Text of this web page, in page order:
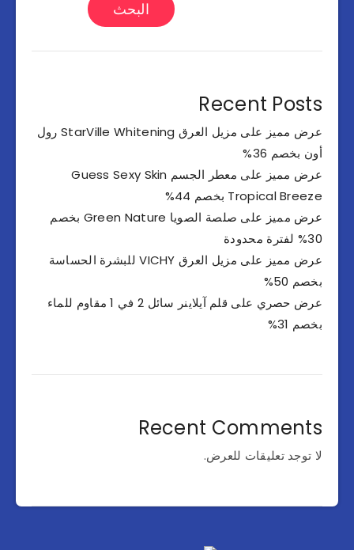
البحث
Recent Posts
عرض مميز على مزيل العرق StarVille Whitening رول
أون بخصم 36%
عرض مميز على معطر الجسم Guess Sexy Skin
Tropical Breeze بخصم 44%
عرض مميز على صلصة الصويا Green Nature بخصم
30% لفترة محدودة
عرض مميز على مزيل العرق VICHY للبشرة الحساسة
بخصم 50%
عرض حصري على قلم آيلاينر سائل 2 في 1 مقاوم للماء
بخصم 31%
Recent Comments
لا توجد تعليقات للعرض.